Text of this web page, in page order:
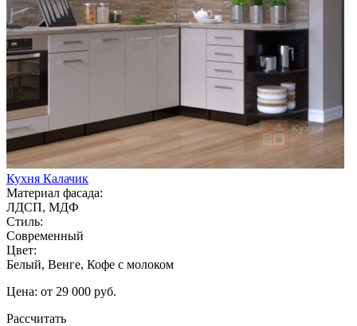
Кухня Калачик
Материал фасада:
ЛДСП, МДФ
Стиль:
Современный
Цвет:
Белый, Венге, Кофе с молоком
Цена: от 29 000 руб.
Рассчитать